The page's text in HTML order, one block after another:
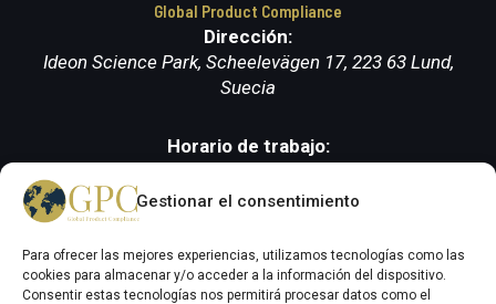
Gestionar el consentimiento
Para ofrecer las mejores experiencias, utilizamos tecnologías como las
cookies para almacenar y/o acceder a la información del dispositivo.
Consentir estas tecnologías nos permitirá procesar datos como el
Global Product Compliance
Dirección:
Ideon Science Park, Scheelevägen 17, 223 63 Lund,
Suecia
Horario de trabajo: